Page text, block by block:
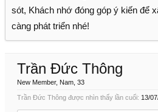
sót, Khách nhớ đóng góp ý kiến để
càng phát triển nhé!
Trần Đức Thông
New Member, Nam, 33
Trần Đức Thông được nhìn thấy lần cuối: 13/